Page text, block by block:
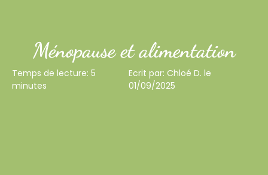
Ménopause et alimentation
Temps de lecture: 5
minutes
Ecrit par: Chloé D. le
01/09/2025